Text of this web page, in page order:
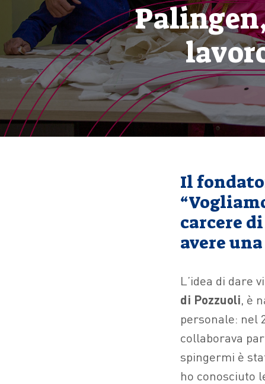
Il
carcere
avere
L’idea di dare
di Pozzuoli, è
personale: nel
collaborava
spingermi è
ho conosciuto